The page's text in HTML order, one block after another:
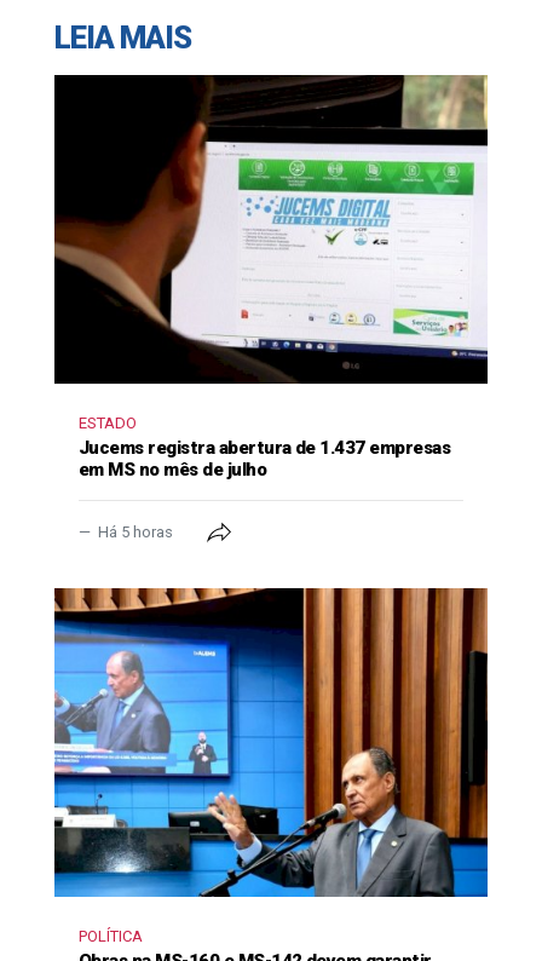
LEIA MAIS
ESTADO
Jucems registra abertura de 1.437 empresas
em MS no mês de julho
Há 5 horas
POLÍTICA